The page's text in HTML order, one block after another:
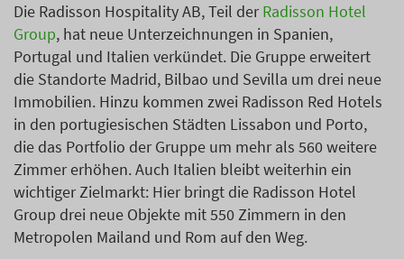
Die Radisson Hospitality AB, Teil derRadisson Hotel
Group, hat neue Unterzeichnungen in Spanien,
Portugal und Italien verkündet. Die Gruppe erweitert
die Standorte Madrid, Bilbao und Sevilla um drei neue
Immobilien. Hinzu kommen zwei Radisson Red Hotels
in den portugiesischen Städten Lissabon und Porto,
die das Portfolio der Gruppe um mehr als 560 weitere
Zimmer erhöhen. Auch Italien bleibt weiterhin ein
wichtiger Zielmarkt: Hier bringt die Radisson Hotel
Group drei neue Objekte mit 550 Zimmern in den
Metropolen Mailand und Rom auf den Weg.